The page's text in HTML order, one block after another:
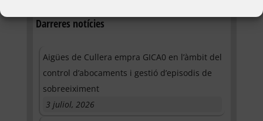
Darreres notícies
Aigües de Cullera empra GICA0 en l’àmbit del
control d’abocaments i gestió d’episodis de
sobreeiximent
3 juliol, 2026